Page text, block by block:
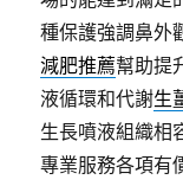
種保護強調鼻外
減肥推薦幫助提
液循環和代謝生
生長噴液組織相
專業服務各項有